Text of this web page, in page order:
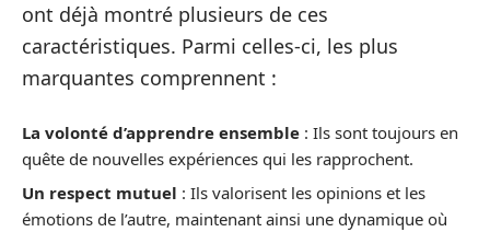
ont déjà montré plusieurs de ces
caractéristiques. Parmi celles-ci, les plus
marquantes comprennent :
La volonté d’apprendre ensemble : Ils sont toujours en
quête de nouvelles expériences qui les rapprochent.
Un respect mutuel : Ils valorisent les opinions et les
émotions de l’autre, maintenant ainsi une dynamique où